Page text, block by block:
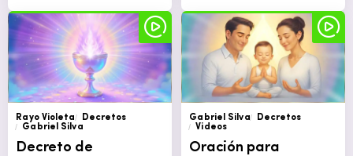
Rayo Violeta
Decretos
Gabriel Silva
Decreto de
Gabriel Silva
Decretos
Videos
Oración para